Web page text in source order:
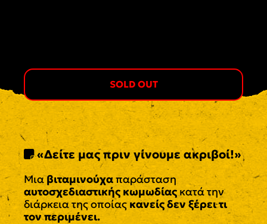
SOLD OUT
«Δείτε μας πριν γίνουμε ακριβοί!»
Μιαβιταμινούχαπαράσταση
αυτοσχεδιαστικής κωμωδίαςκατά την
διάρκεια της οποίας κανείς δεν ξέρει τι
τον περιμένει.